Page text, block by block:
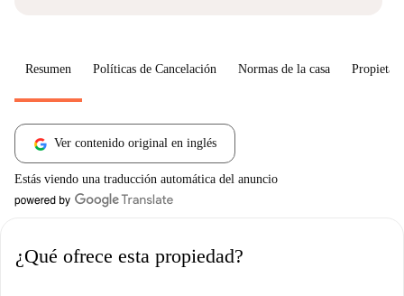
Resumen Políticas de Cancelación Normas de la casa
Ver contenido original en inglés
Estás viendo una traducción automática del anuncio
¿Qué ofrece esta propiedad?